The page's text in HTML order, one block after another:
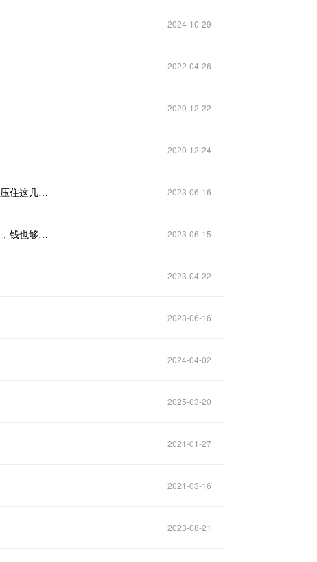
2024-10-29
2022-04-26
2020-12-22
2020-12-24
大娘子要做贤良人，拉着他去瞧温姑娘，他倒也想看看，大娘子如何压住这几个不懂事的通房 2023-06-16
庄皎皎对这桩婚事满意极了。不当家做主，不应付公婆，不顶门立户，钱也够花，觉也够睡 2023-06-15
2023-04-22
2023-06-16
2024-04-02
2025-03-20
2021-01-27
2021-03-16
2023-08-21